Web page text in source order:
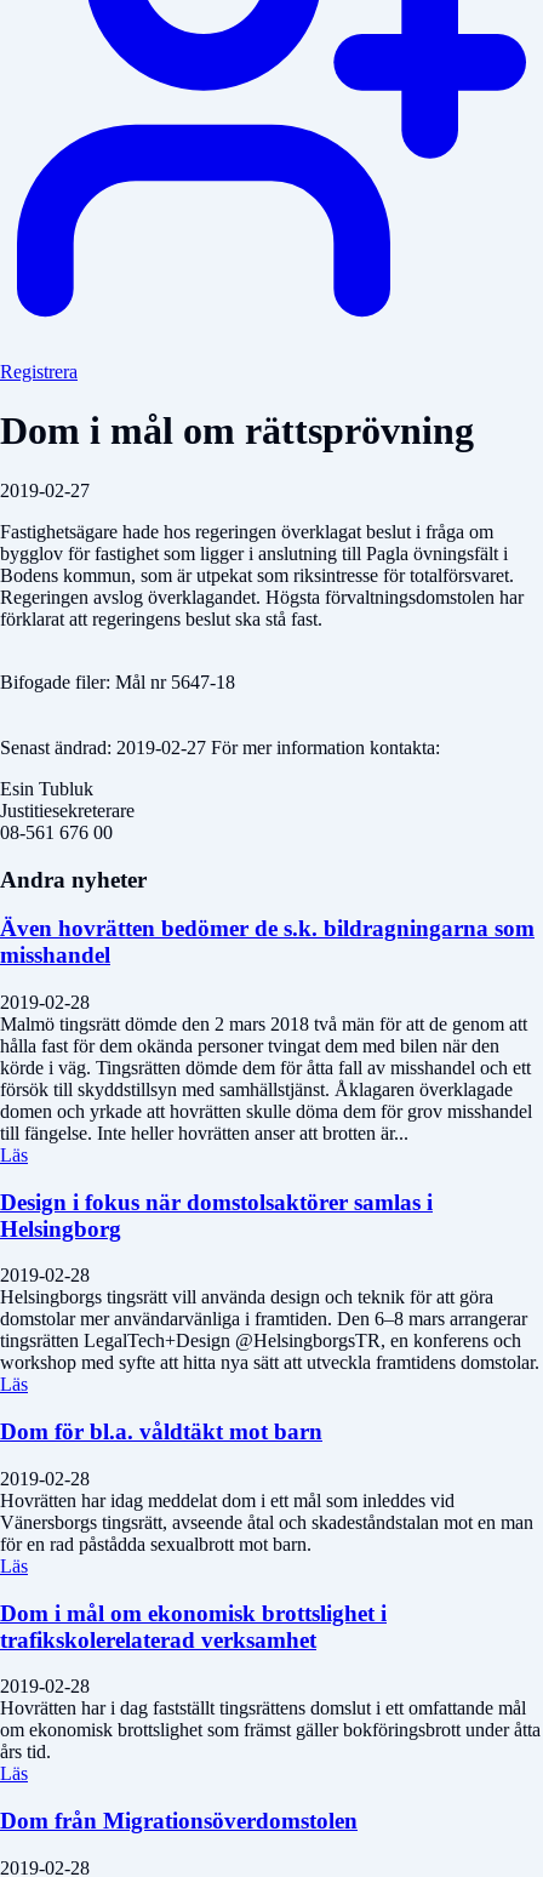
Registrera
Dom i mål om rättsprövning
2019-02-27
Fastighetsägare hade hos regeringen överklagat beslut i fråga om
bygglov för fastighet som ligger i anslutning till Pagla övningsfält i
Bodens kommun, som är utpekat som riksintresse för totalförsvaret.
Regeringen avslog överklagandet. Högsta förvaltningsdomstolen har
förklarat att regeringens beslut ska stå fast.
Bifogade filer: Mål nr 5647-18
Senast ändrad: 2019-02-27 För mer information kontakta:
Esin Tubluk
Justitiesekreterare
08-561 676 00
Andra nyheter
Även hovrätten bedömer de s.k. bildragningarna som
misshandel
2019-02-28
Malmö tingsrätt dömde den 2 mars 2018 två män för att de genom att
hålla fast för dem okända personer tvingat dem med bilen när den
körde i väg. Tingsrätten dömde dem för åtta fall av misshandel och ett
försök till skyddstillsyn med samhällstjänst. Åklagaren överklagade
domen och yrkade att hovrätten skulle döma dem för grov misshandel
till fängelse. Inte heller hovrätten anser att brotten är...
Läs
Design i fokus när domstolsaktörer samlas i
Helsingborg
2019-02-28
Helsingborgs tingsrätt vill använda design och teknik för att göra
domstolar mer användarvänliga i framtiden. Den 6–8 mars arrangerar
tingsrätten LegalTech+Design @HelsingborgsTR, en konferens och
workshop med syfte att hitta nya sätt att utveckla framtidens domstolar.
Läs
Dom för bl.a. våldtäkt mot barn
2019-02-28
Hovrätten har idag meddelat dom i ett mål som inleddes vid
Vänersborgs tingsrätt, avseende åtal och skadeståndstalan mot en man
för en rad påstådda sexualbrott mot barn.
Läs
Dom i mål om ekonomisk brottslighet i
trafikskolerelaterad verksamhet
2019-02-28
Hovrätten har i dag fastställt tingsrättens domslut i ett omfattande mål
om ekonomisk brottslighet som främst gäller bokföringsbrott under åtta
års tid.
Läs
Dom från Migrationsöverdomstolen
2019-02-28